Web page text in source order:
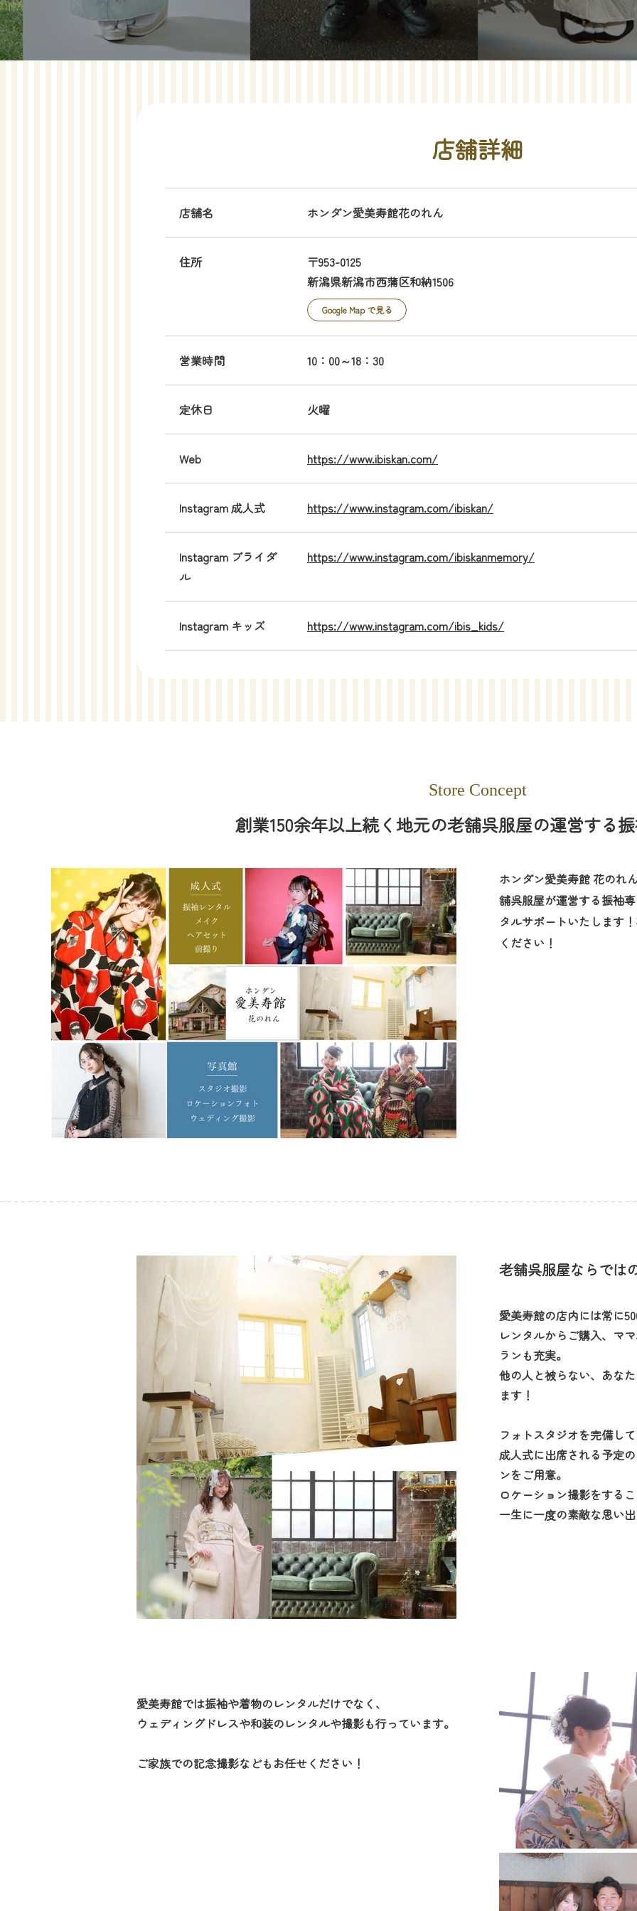
店舗詳細
店舗名 ホンダン愛美寿館花のれん
住所
〒953-0125
新潟県新潟市西蒲区和納1506
Google Map で見る
営業時間 10：00～18：30
定休日 火曜
Web https://www.ibiskan.com/
Instagram 成人式 https://www.instagram.com/ibiskan/
Instagram ブライダ
ル
https://www.instagram.com/ibiskanmemory/
Instagram キッズ https://www.instagram.com/ibis_kids/
Store Concept
創業150余年以上続く地元の老舗呉服屋の運営する振
ホンダン愛美寿館 花のれ
舗呉服屋が運営する振袖
タルサポートいたします
ください！
老舗呉服屋ならでは
愛美寿館の店内には常に
レンタルからご購入、マ
ランも充実。
他の人と被らない、あな
ます！
フォトスタジオを完備し
成人式に出席される予定
ンをご用意。
ロケーション撮影をするこ
一生に一度の素敵な思い
愛美寿館では振袖や着物のレンタルだけでなく、
ウェディングドレスや和装のレンタルや撮影も行っています。
ご家族での記念撮影などもお任せください！